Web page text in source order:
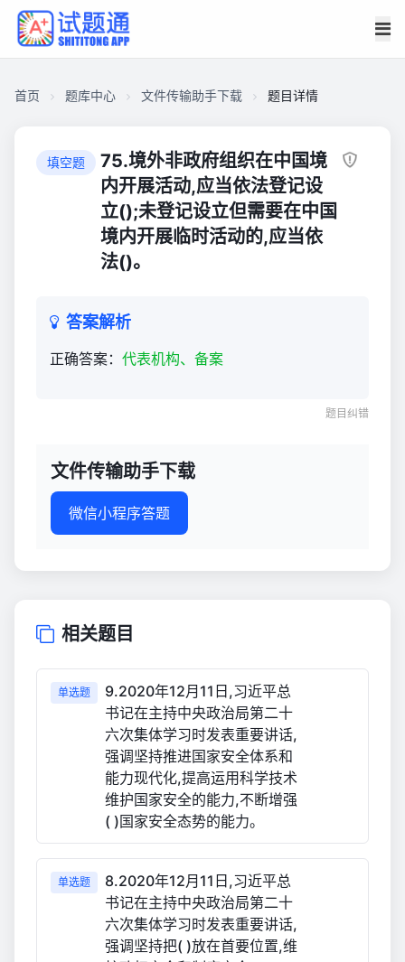
首页 题库中心 文件传输助手下载 题目详情
填空题
75.境外非政府组织在中国境
内开展活动,应当依法登记设
立();未登记设立但需要在中国
境内开展临时活动的,应当依
法()。
答案解析
正确答案： 代表机构、备案
题目纠错
文件传输助手下载
微信小程序答题
相关题目
单选题
9.2020年12月11日,习近平总
书记在主持中央政治局第二十
六次集体学习时发表重要讲话,
强调坚持推进国家安全体系和
能力现代化,提高运用科学技术
维护国家安全的能力,不断增强
( )国家安全态势的能力。
单选题
8.2020年12月11日,习近平总
书记在主持中央政治局第二十
六次集体学习时发表重要讲话,
强调坚持把( )放在首要位置,维